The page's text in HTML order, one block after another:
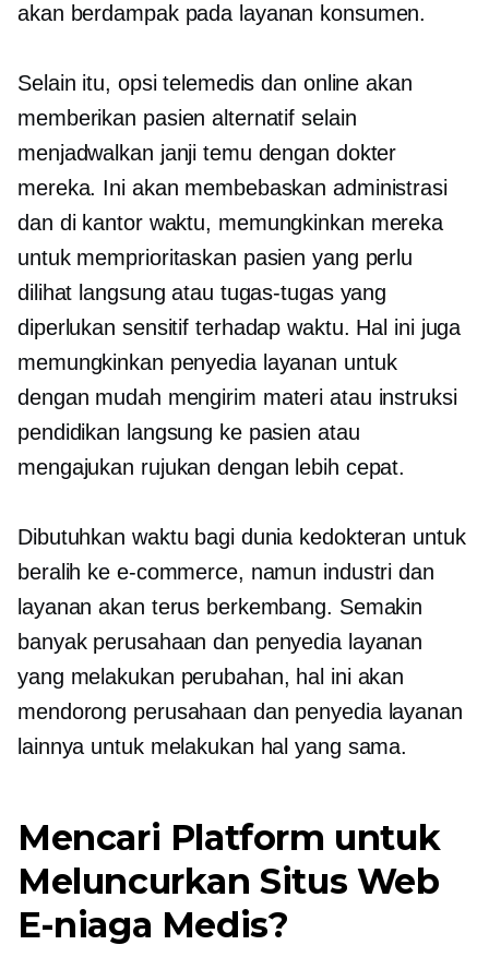
akan berdampak pada layanan konsumen.
Selain itu, opsi telemedis dan online akan
memberikan pasien alternatif selain
menjadwalkan janji temu dengan dokter
mereka. Ini akan membebaskan administrasi
dan di kantorwaktu, memungkinkan mereka
untuk memprioritaskan pasien yang perlu
dilihat langsung atau tugas-tugas yang
diperlukan sensitif terhadap waktu. Hal ini juga
memungkinkan penyedia layanan untuk
dengan mudah mengirim materi atau instruksi
pendidikan langsung ke pasien atau
mengajukan rujukan dengan lebih cepat.
Dibutuhkan waktu bagi dunia kedokteran untuk
beralih ke e-commerce, namun industri dan
layanan akan terus berkembang. Semakin
banyak perusahaan dan penyedia layanan
yang melakukan perubahan, hal ini akan
mendorong perusahaan dan penyedia layanan
lainnya untuk melakukan hal yang sama.
Mencari Platform untuk
Meluncurkan Situs Web
E-niaga Medis?